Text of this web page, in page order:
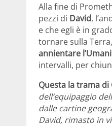
Alla fine di
pezzi di David,
e che egli è in
tornare sulla
annientare
intervalli, per
Questa la trama di
dell’equipaggio
dalle cartine
David, rimasto in